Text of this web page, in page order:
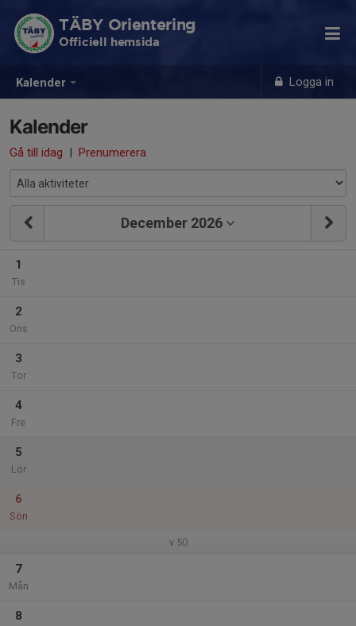
Kalender Logga in
TÄBY Orientering
Officiell hemsida
Kalender
Gå till idag | Prenumerera
December 2026
1
Tis
2
Ons
3
Tor
4
Fre
5
Lör
6
Sön
v.50
7
Mån
8